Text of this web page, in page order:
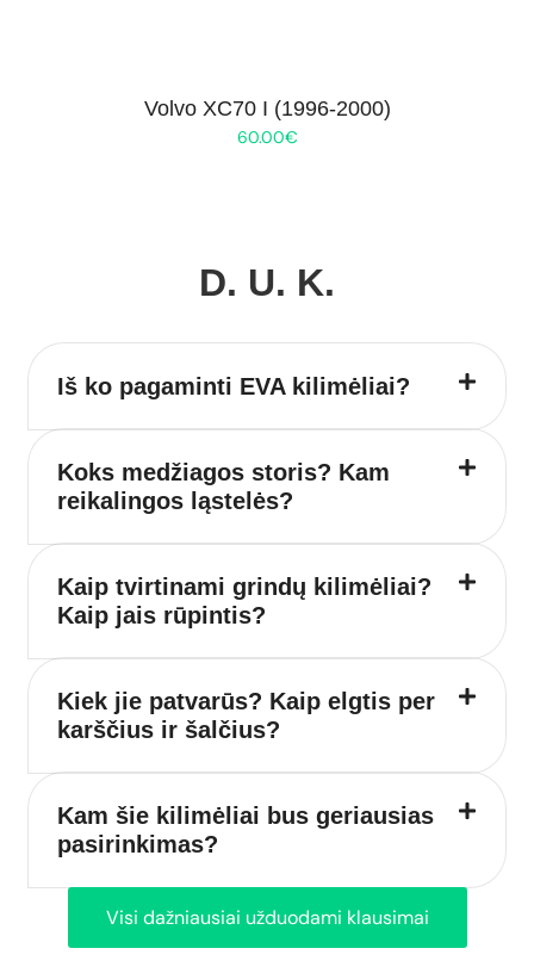
Volvo XC70 I (1996-2000)
60.00€
D. U. K.
Iš ko pagaminti EVA kilimėliai?
Koks medžiagos storis? Kam
reikalingos ląstelės?
Kaip tvirtinami grindų kilimėliai?
Kaip jais rūpintis?
Kiek jie patvarūs? Kaip elgtis per
karščius ir šalčius?
Kam šie kilimėliai bus geriausias
pasirinkimas?
Visi dažniausiai užduodami klausimai